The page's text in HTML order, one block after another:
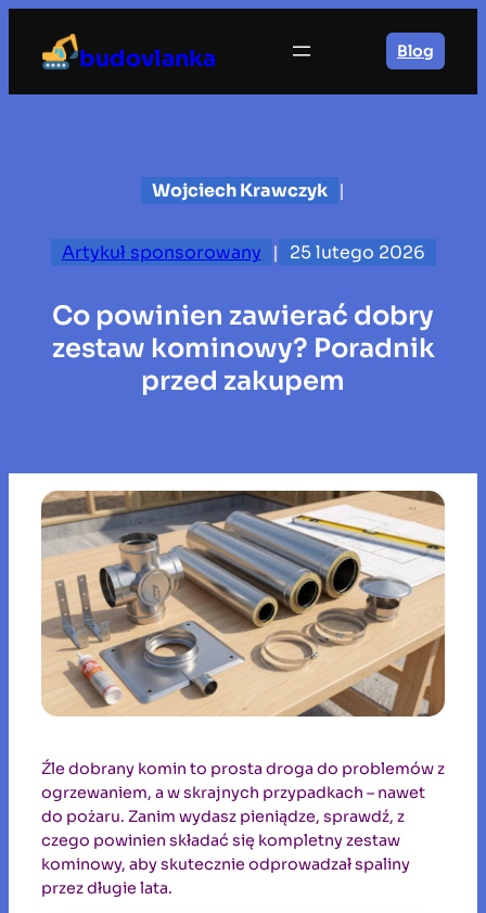
treści
budovlanka Blog
Wojciech Krawczyk |
Artykuł sponsorowany | 25 lutego 2026
Co powinien zawierać dobry
zestaw kominowy? Poradnik
przed zakupem
Źle dobrany komin to prosta droga do problemów z
ogrzewaniem, a w skrajnych przypadkach – nawet
do pożaru. Zanim wydasz pieniądze, sprawdź, z
czego powinien składać się kompletny zestaw
kominowy, aby skutecznie odprowadzał spaliny
przez długie lata.